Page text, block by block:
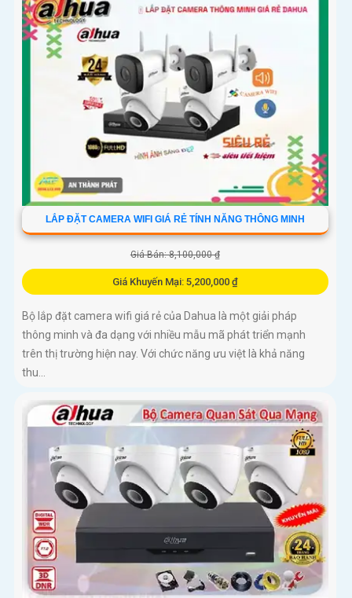
LẮP ĐẶT CAMERA WIFI GIÁ RẺ TÍNH NĂNG THÔNG MINH
Giá Bán: 8,100,000 ₫
Giá Khuyến Mại: 5,200,000 ₫
Bộ lắp đặt camera wifi giá rẻ của Dahua là một giải pháp
thông minh và đa dạng với nhiều mẫu mã phát triển mạnh
trên thị trường hiện nay. Với chức năng ưu việt là khả năng
thu...